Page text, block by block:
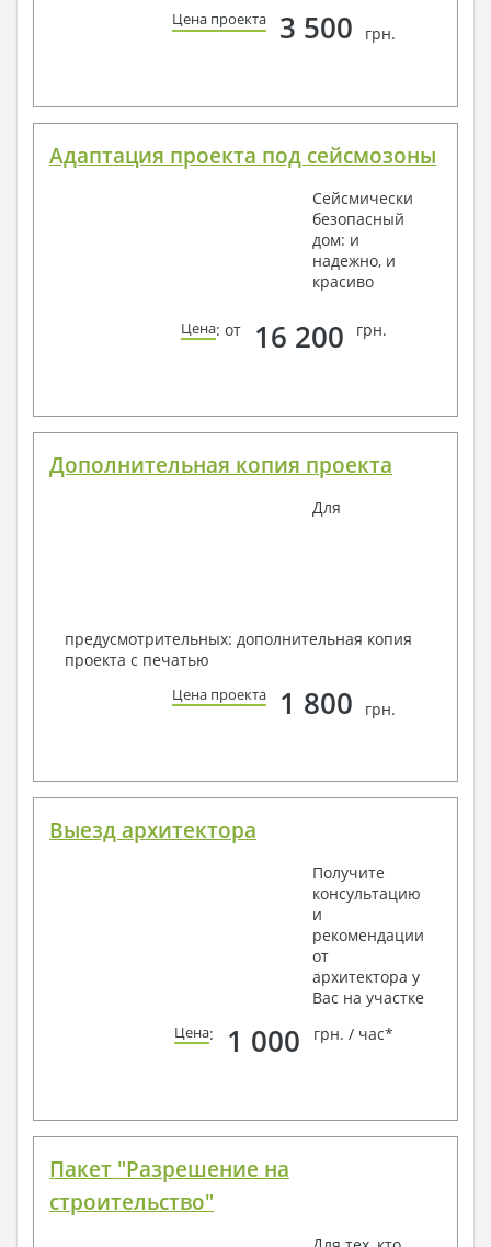
Цена проекта 3 500 грн.
Адаптация проекта под сейсмозоны
Сейсмически
безопасный
дом: и
надежно, и
красиво
Цена: от 16 200 грн.
Дополнительная копия проекта
Для
предусмотрительных: дополнительная копия
проекта с печатью
Цена проекта 1 800 грн.
Выезд архитектора
Получите
консультацию
и
рекомендации
от
архитектора у
Вас на участке
Цена: 1 000 грн. / час*
Пакет "Разрешение на
строительство"